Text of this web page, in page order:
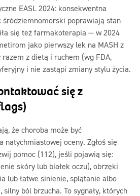
EASL 2024: konsekwentna
śródziemnomorski poprawiają stan
się też farmakoterapia — w 2024
jako pierwszy lek na MASH z
z dietą i ruchem (wg FDA,
i nie zastąpi zmiany stylu życia.
się z
że choroba może być
natychmiastowej oceny. Zgłoś się
pomoc (112), jeśli pojawią się:
skóry lub białek oczu), obrzęki
lub łatwe sinienie, splątanie albo
ból brzucha. To sygnały, których